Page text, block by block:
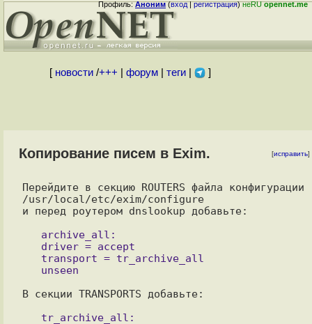
Профиль:Аноним(вход|регистрация)неRUopennet.me
[ новости/+++ форум| теги| ]
Копирование писем в Exim. [исправить]
Перейдите в секцию ROUTERS файла конфигурации
/usr/local/etc/exim/configure
и перед роутером dnslookup добавьте:
В секции TRANSPORTS добавьте: